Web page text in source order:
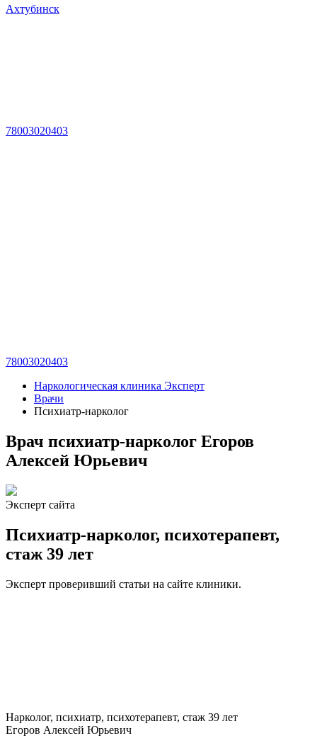
Ахтубинск
78003020403
78003020403
Наркологическая клиника Эксперт
Врачи
Психиатр-нарколог
Врач психиатр-нарколог Егоров
Алексей Юрьевич
Эксперт сайта
Психиатр-нарколог, психотерапевт,
стаж 39 лет
Эксперт проверивший статьи на сайте клиники.
Нарколог, психиатр, психотерапевт, стаж 39 лет
Егоров Алексей Юрьевич